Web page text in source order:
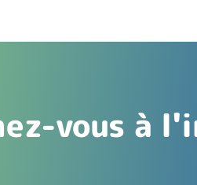
vous à